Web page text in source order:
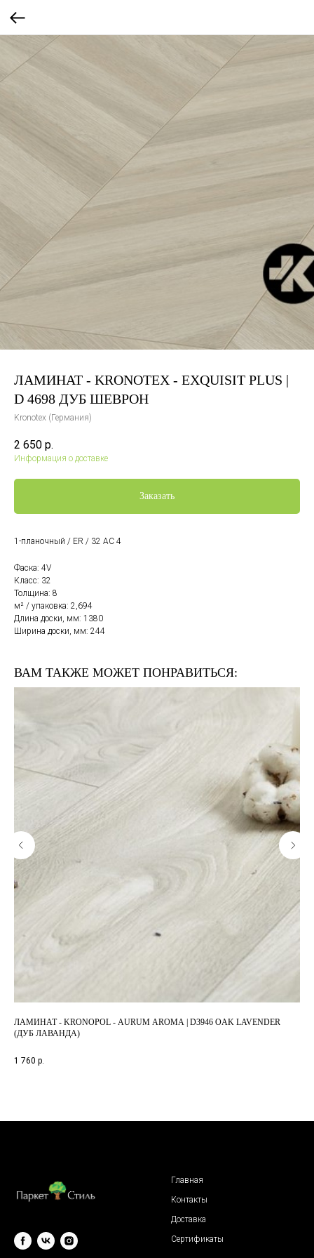
ЛАМИНАТ - KRONOTEX - EXQUISIT PLUS |
D 4698 ДУБ ШЕВРОН
Kronotex (Германия)
2 650 р.
Информация о доставке
Заказать
1-планочный / ER / 32 AC 4
Фаска: 4V
Класс: 32
Толщина: 8
м² / упаковка: 2,694
Длина доски, мм: 1380
Ширина доски, мм: 244
ВАМ ТАКЖЕ МОЖЕТ ПОНРАВИТЬСЯ:
ЛАМИНАТ - KRONOPOL - AURUM AROMA | D3946 OAK LAVENDER
(ДУБ ЛАВАНДА)
1 760 р.
Главная
Контакты
Доставка
Сертификаты